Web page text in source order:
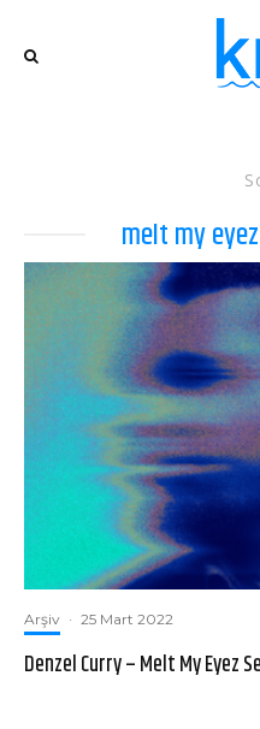
melt my
Arşiv · 25 Mart 2022
Denzel Curry – Melt My Eyez